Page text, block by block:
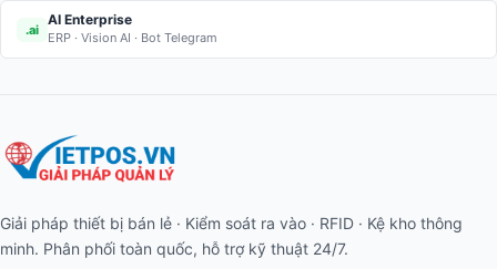
.ai
AI Enterprise
ERP · Vision AI · Bot Telegram
Giải pháp thiết bị bán lẻ · Kiểm soát ra vào · RFID · Kệ kho thông
minh. Phân phối toàn quốc, hỗ trợ kỹ thuật 24/7.